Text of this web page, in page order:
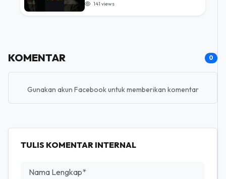
141 views
KOMENTAR 0
Gunakan akun Facebook untuk memberikan komentar
TULIS KOMENTAR INTERNAL